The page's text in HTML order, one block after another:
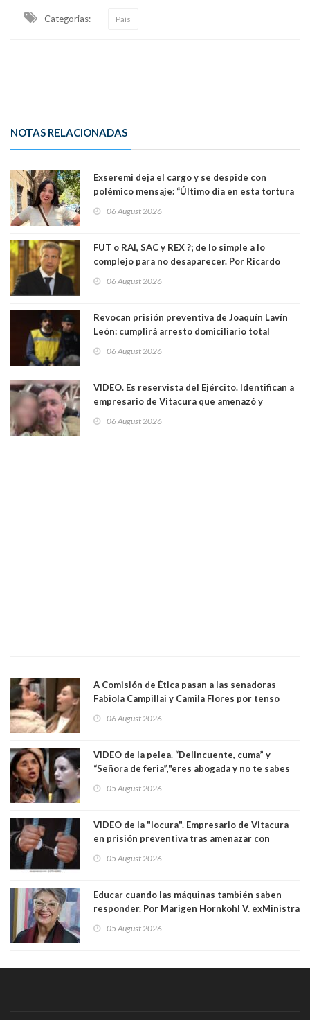
Categorias: País
NOTAS RELACIONADAS
Exseremi deja el cargo y se despide con
polémico mensaje: “Último día en esta tortura
06 August 2026
FUT o RAI, SAC y REX ?; de lo simple a lo
complejo para no desaparecer. Por Ricardo
06 August 2026
Revocan prisión preventiva de Joaquín Lavín
León: cumplirá arresto domiciliario total
06 August 2026
VIDEO. Es reservista del Ejército. Identifican a
empresario de Vitacura que amenazó y
al "ring raja". Se trata de Andrés Arrieta y la
06 August 2026
A Comisión de Ética pasan a las senadoras
Fabiola Campillai y Camila Flores por tenso
06 August 2026
VIDEO de la pelea. “Delincuente, cuma” y
“Señora de feria”,"eres abogada y no te sabes
senadoras Camila Flores y Fabiola Campillai en
05 August 2026
VIDEO de la "locura". Empresario de Vitacura
en prisión preventiva tras amenazar con
Los persiguió en potente camioneta
05 August 2026
Educar cuando las máquinas también saben
responder. Por Marigen Hornkohl V. exMinistra
05 August 2026